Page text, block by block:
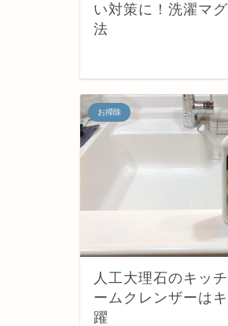
い対策に！洗濯マ
法
お掃除
人工大理石のキッ
ームクレンザーは
躍